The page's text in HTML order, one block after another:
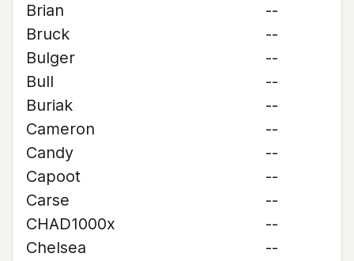
Brian
--
Bruck
--
Bulger
--
Bull
--
Buriak
--
Cameron
--
Candy
--
Capoot
--
Carse
--
CHAD1000x
--
Chelsea
--